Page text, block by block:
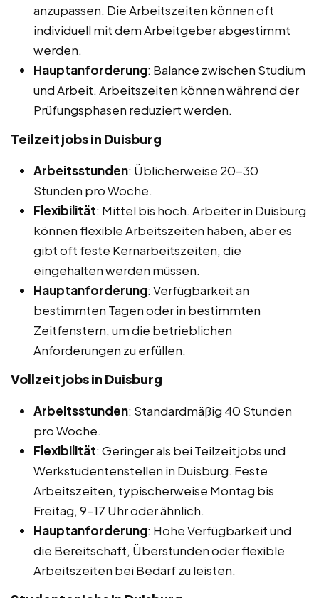
anzupassen. Die Arbeitszeiten können oft
individuell mit dem Arbeitgeber abgestimmt
werden.
Hauptanforderung: Balance zwischen Studium
und Arbeit. Arbeitszeiten können während der
Prüfungsphasen reduziert werden.
Teilzeitjobs in Duisburg
Arbeitsstunden: Üblicherweise 20-30
Stunden pro Woche.
Flexibilität: Mittel bis hoch. Arbeiter in Duisburg
können flexible Arbeitszeiten haben, aber es
gibt oft feste Kernarbeitszeiten, die
eingehalten werden müssen.
Hauptanforderung: Verfügbarkeit an
bestimmten Tagen oder in bestimmten
Zeitfenstern, um die betrieblichen
Anforderungen zu erfüllen.
Vollzeitjobs in Duisburg
Arbeitsstunden: Standardmäßig 40 Stunden
pro Woche.
Flexibilität: Geringer als bei Teilzeitjobs und
Werkstudentenstellen in Duisburg. Feste
Arbeitszeiten, typischerweise Montag bis
Freitag, 9-17 Uhr oder ähnlich.
Hauptanforderung: Hohe Verfügbarkeit und
die Bereitschaft, Überstunden oder flexible
Arbeitszeiten bei Bedarf zu leisten.